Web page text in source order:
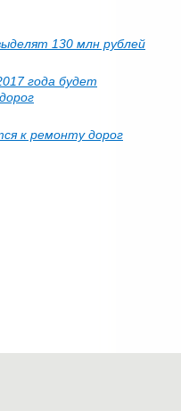
130 млн рублей
года будет
к ремонту дорог